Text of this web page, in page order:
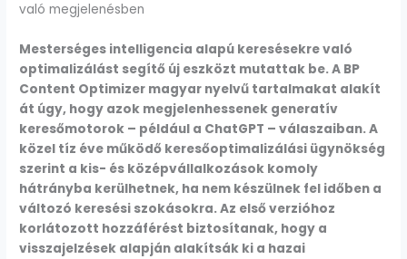
való megjelenésben
Mesterséges intelligencia alapú keresésekre való
optimalizálást segítő új eszközt mutattak be. A BP
Content Optimizer magyar nyelvű tartalmakat alakít
át úgy, hogy azok megjelenhessenek generatív
keresőmotorok – például a ChatGPT – válaszaiban. A
közel tíz éve működő keresőoptimalizálási ügynökség
szerint a kis- és középvállalkozások komoly
hátrányba kerülhetnek, ha nem készülnek fel időben a
változó keresési szokásokra. Az első verzióhoz
korlátozott hozzáférést biztosítanak, hogy a
visszajelzések alapján alakítsák ki a hazai